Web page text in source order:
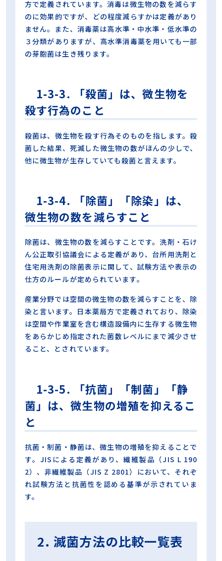
方で定義されています。消毒は微生物の数を減らす
のに効果的ですが、どの程度減らすかは定義があり
ません。また、消毒薬は高水準・中水準・低水準の
３分類がありますが、高水準消毒薬を用いても一部
の芽胞菌は生き残ります。
1-3-3. 「殺菌」は、微生物を
殺す行為のこと
殺菌は、微生物を殺す行為そのものを指します。殺
菌した結果、死滅した微生物の数がほんの少しで、
他に微生物が生存していても殺菌と言えます。
1-3-4. 「除菌」「除染」は、
微生物の数を減らすこと
除菌は、微生物の数を減らすことです。洗剤・石け
ん公正取引協議会による定義があり、台所用洗剤と
住宅用洗剤の除菌表示に関して、試験方法や表示の
仕方のルールが定められています。
産業分野では空間の微生物の数を減らすことを、除
染と言います。日本薬局方で定義されており、除染
は空間や作業室を含む構造設備内に生存する微生物
をあらかじめ指定された菌数レベルにまで減少させ
ること、とされています。
1-3-5. 「抗菌」「制菌」「静
菌」は、微生物の増殖を抑えるこ
と
抗菌・制菌・静菌は、微生物の増殖を抑えることで
す。JISによる定義があり、繊維製品（JIS L 190
2）、非繊維製品（JIS Z 2801）において、それぞ
れ試験方法と抗菌性を認める基準が示されていま
す。
2. 滅菌方法の比較一覧表